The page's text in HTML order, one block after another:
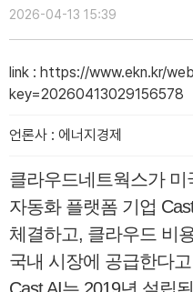
2026-04-13 15:39
link : https://www.ekn.kr/
key=20260413029156578
언론사 : 에너지경제
클라우드네트웍스가
자동화 플랫폼 기업
체결하고, 클라우드 비
국내 시장에 공급한다